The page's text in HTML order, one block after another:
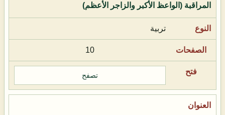
المراقبة (الواعظ الأكبر والزاجر الأعظم)
تربية
10
تصفح